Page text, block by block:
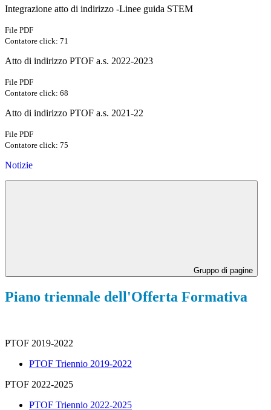
Integrazione atto di indirizzo -Linee guida STEM
File PDF
Contatore click: 71
Atto di indirizzo PTOF a.s. 2022-2023
File PDF
Contatore click: 68
Atto di indirizzo PTOF a.s. 2021-22
File PDF
Contatore click: 75
Notizie
Gruppo di pagine
Piano triennale dell'Offerta Formativa
PTOF 2019-2022
PTOF Triennio 2019-2022
PTOF 2022-2025
PTOF Triennio 2022-2025